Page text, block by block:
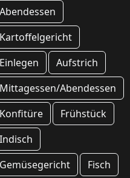
Abendessen
Kartoffelgericht
Einlegen
Aufstrich
Mittagessen/Abendessen
Konfitüre
Frühstück
Indisch
Gemüsegericht
Fisch